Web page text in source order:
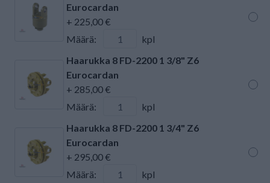
Eurocardan
+ 225,00 €
Määrä:
kpl
Haarukka 8 FD-2200 1 3/8" Z6
Eurocardan
+ 285,00 €
Määrä:
kpl
Haarukka 8 FD-2200 1 3/4" Z6
Eurocardan
+ 295,00 €
Määrä:
kpl